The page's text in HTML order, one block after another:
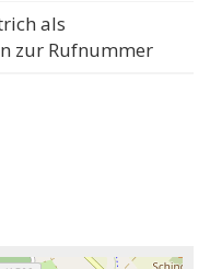
als
zur Rufnummer